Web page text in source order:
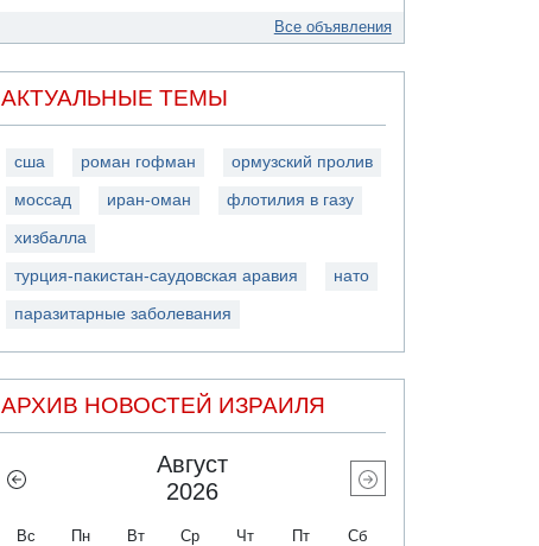
Все объявления
АКТУАЛЬНЫЕ ТЕМЫ
сша роман гофман ормузский пролив
моссад иран-оман флотилия в газу
хизбалла
турция-пакистан-саудовская аравия нато
паразитарные заболевания
АРХИВ НОВОСТЕЙ ИЗРАИЛЯ
Август
2026
Вс Пн Вт Ср Чт Пт Сб